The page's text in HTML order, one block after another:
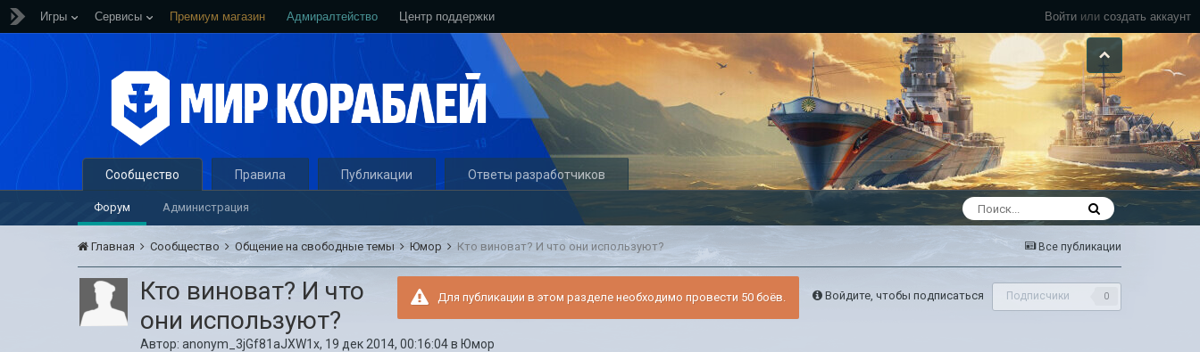
Войти или создать аккаунт
Игры Сервисы Премиум магазин Адмиралтейство Центр поддержки
Сообщество
Форум Администрация
Правила Публикации Ответы разработчиков
Все публикации
Главная Сообщество Общение на свободные темы Юмор Кто виноват? И что они используют?
Войдите, чтобы подписаться Подписчики 0
Для публикации в этом разделе необходимо провести 50 боёв.
Кто виноват? И что
они используют?
Автор:anonym_3jGf81aJXW1x, 19 дек 2014, 00:16:04в Юмор